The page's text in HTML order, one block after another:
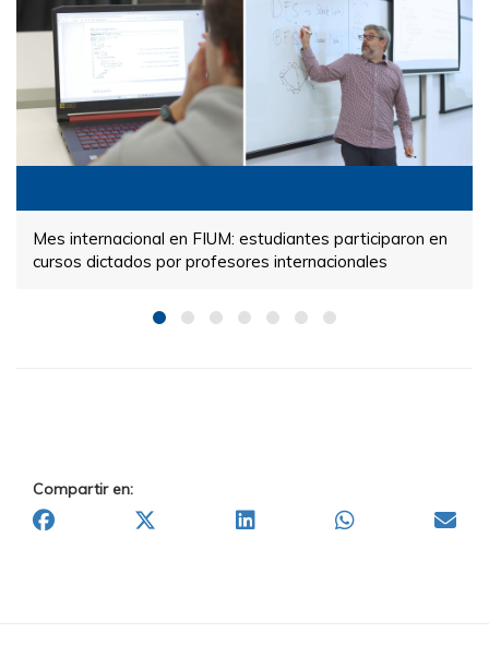
Mes internacional en FIUM: estudiantes participaron en
cursos dictados por profesores internacionales
Compartir en: